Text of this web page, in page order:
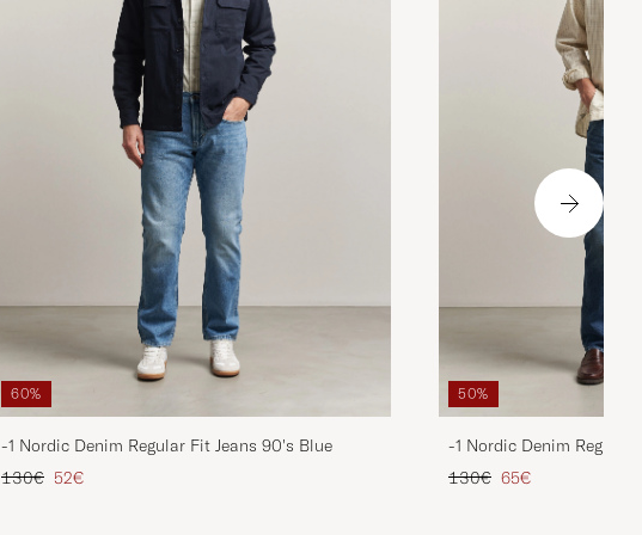
60%
-1 Nordic Denim Regular Fit Jeans 90's Blue
Tavallinen hinta
130€ Alennettu hinta
52€
50%
-1 Nordic Denim Regular
Tavallinen hinta
130€ Alennettu hinta
65€